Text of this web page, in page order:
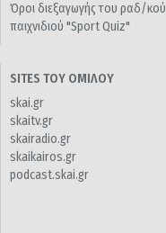
Όροι διεξαγωγής του ραδ/κού
παιχνιδιού "Sport Quiz"
SITES ΤΟΥ ΟΜΙΛΟΥ
skai.gr
skaitv.gr
skairadio.gr
skaikairos.gr
podcast.skai.gr